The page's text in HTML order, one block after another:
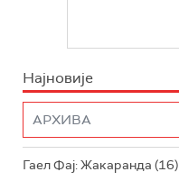
Најновије
Гаел Фај: Жакаранда (16)